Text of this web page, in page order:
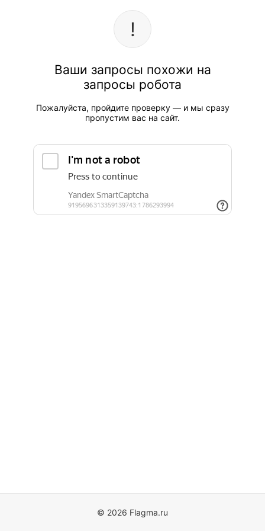
Ваши запросы похожи на
запросы робота
Пожалуйста, пройдите проверку — и мы сразу
пропустим вас на сайт.
© 2026 Flagma.ru